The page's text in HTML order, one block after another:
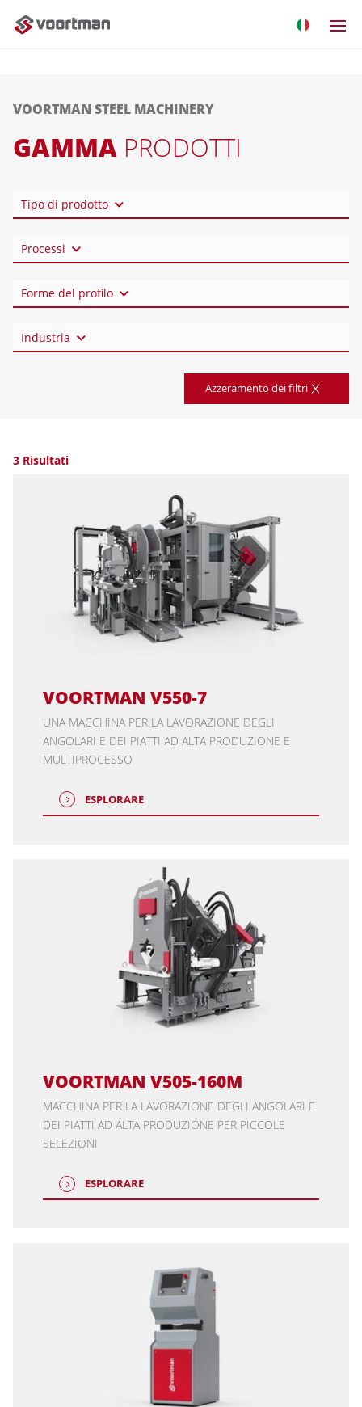
VOORTMAN STEEL MACHINERY
GAMMA PRODOTTI
Tipo di prodotto
Processi
Forme del profilo
Industria
Azzeramento dei filtri
3 Risultati
VOORTMAN V550-7
UNA MACCHINA PER LA LAVORAZIONE DEGLI
ANGOLARI E DEI PIATTI AD ALTA PRODUZIONE E
MULTIPROCESSO
ESPLORARE
VOORTMAN V505-160M
MACCHINA PER LA LAVORAZIONE DEGLI ANGOLARI E
DEI PIATTI AD ALTA PRODUZIONE PER PICCOLE
SELEZIONI
ESPLORARE